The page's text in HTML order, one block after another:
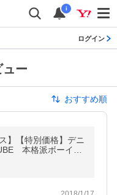
i
ログイン
ー
おすすめ順
】【特別価格】デニ
本格派ボーイフ